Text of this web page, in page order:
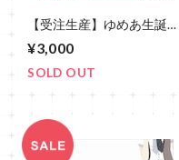
【受注生産】ゆめあ生誕記
¥3,000
SOLD OUT